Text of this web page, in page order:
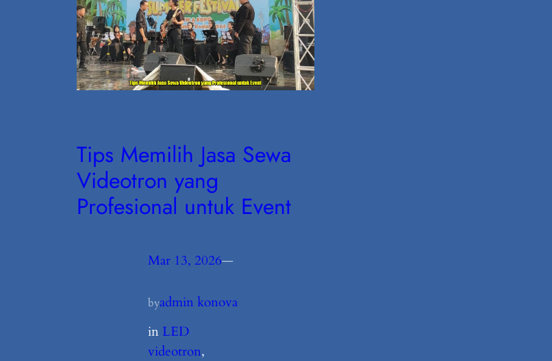
Tips Memilih Jasa Sewa
Videotron yang
Profesional untuk Event
Mar 13, 2026—
byadmin konova
in LED
videotron